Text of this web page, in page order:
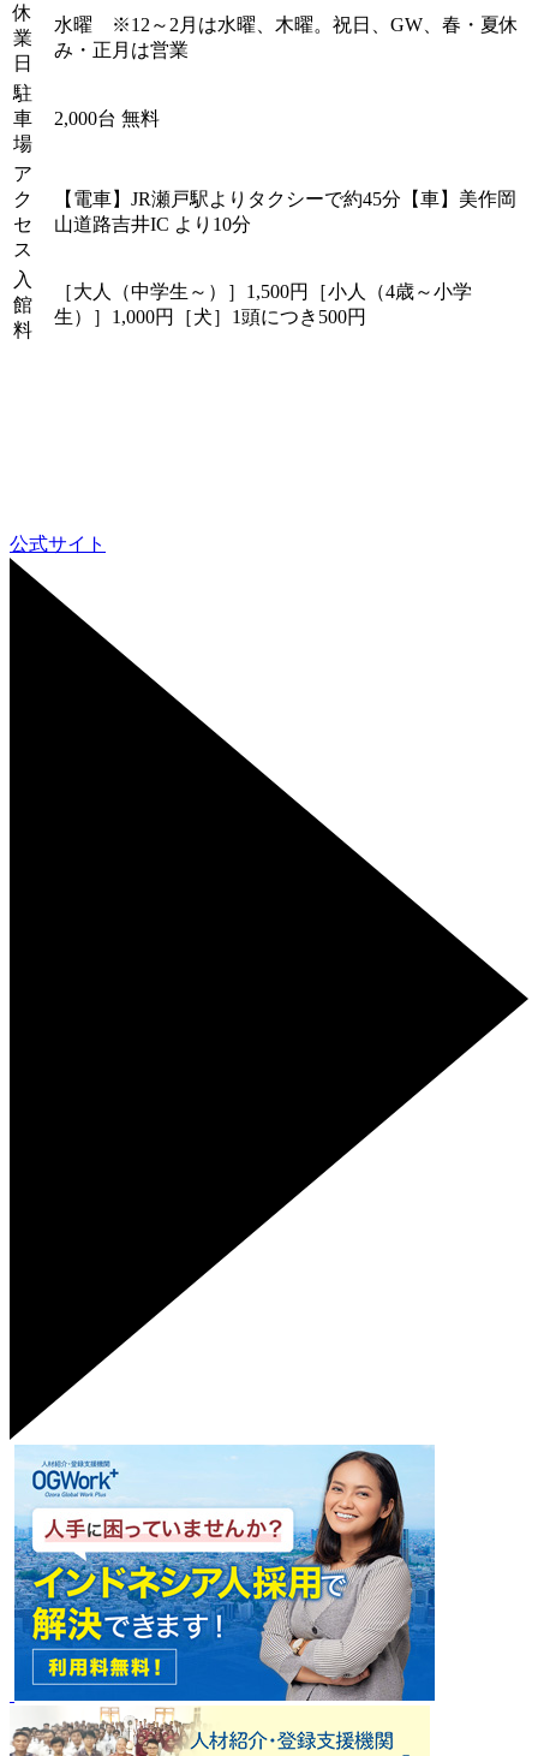
休
業
日
水曜 ※12～2月は水曜、木曜。祝日、GW、春・夏休
み・正月は営業
駐
車
場
2,000台 無料
ア
ク
セ
ス
【電車】JR瀬戸駅よりタクシーで約45分【車】美作岡
山道路吉井IC より10分
入
館
料
［大人（中学生～）］1,500円［小人（4歳～小学
生）］1,000円［犬］1頭につき500円
公式サイト